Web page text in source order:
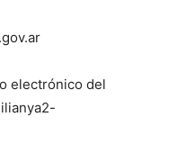
electrónico del